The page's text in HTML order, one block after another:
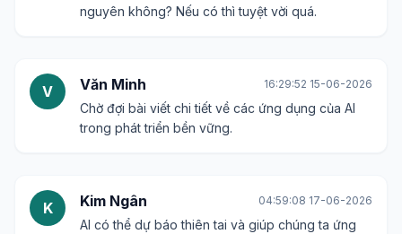
nguyên không? Nếu có thì tuyệt vời quá.
V Văn Minh 16:29:52 15-06-2026
Chờ đợi bài viết chi tiết về các ứng dụng của AI
trong phát triển bền vững.
K Kim Ngân 04:59:08 17-06-2026
AI có thể dự báo thiên tai và giúp chúng ta ứng